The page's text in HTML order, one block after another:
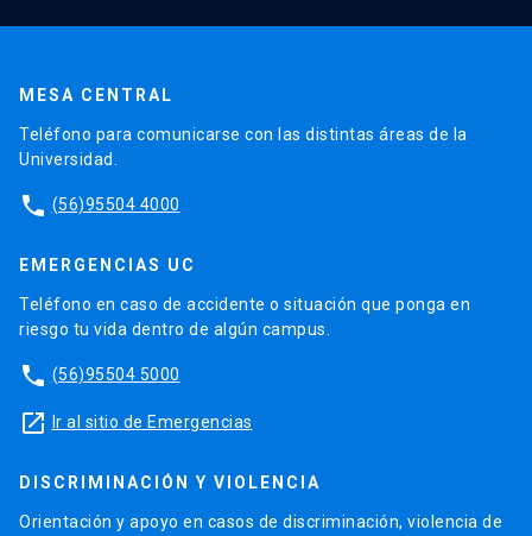
MESA CENTRAL
Teléfono para comunicarse con las distintas áreas de la
Universidad.
phone (56)95504 4000
EMERGENCIAS UC
Teléfono en caso de accidente o situación que ponga en
riesgo tu vida dentro de algún campus.
phone (56)95504 5000
launch Ir al sitio de Emergencias
DISCRIMINACIÓN Y VIOLENCIA
Orientación y apoyo en casos de discriminación, violencia de